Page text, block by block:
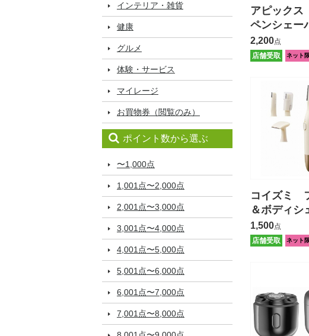
インテリア・雑貨
健康
グルメ
体験・サービス
マイレージ
お買物券（閲覧のみ）
ポイント数から選ぶ
〜1,000点
1,001点〜2,000点
2,001点〜3,000点
3,001点〜4,000点
4,001点〜5,000点
5,001点〜6,000点
6,001点〜7,000点
7,001点〜8,000点
アピック
ペンシェ
【保証有】
2,200点
店舗受取
ネット
コイズミ
＆ボディシ
ー 【保証
1,500点
店舗受取
ネット